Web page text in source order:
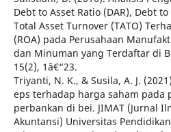
Debt to Asset Ratio (DAR), Debt
Total Asset Turnover (TATO)
(ROA) pada Perusahaan
dan Minuman yang Terdaftar di
15(2), 1â€“23.
Triyanti, N. K., & Susila, A. J.
eps terhadap harga saham pada
perbankan di bei. JIMAT (Jurnal
Akuntansi) Universitas